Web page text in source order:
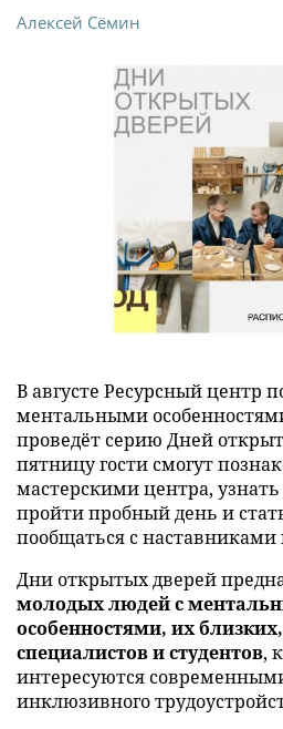
Алексей Сёмин
В августе Ресурсный центр
ментальными
проведёт серию Дней
пятницу гости смогут
мастерскими центра,
пройти пробный день и
пообщаться с
Дни открытых дверей
молодых людей с
особенностями, их
специалистов и студентов,
интересуются
инклюзивного